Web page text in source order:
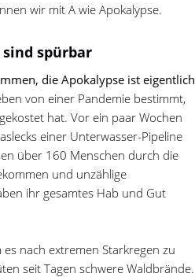
wir mit A wie Apokalypse.
spürbar
die Apokalypse ist eigentlich
von einer Pandemie bestimmt,
hat. Vor ein paar Wochen
einer Unterwasser-Pipeline
über 160 Menschen durch die
und unzählige
ihr gesamtes Hab und Gut
nach extremen Starkregen zu
seit Tagen schwere Waldbrände.